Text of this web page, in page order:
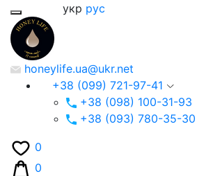
укр рус
honeylife.ua@ukr.net
+38 (099) 721-97-41
+38 (098) 100-31-93
+38 (093) 780-35-30
0
0